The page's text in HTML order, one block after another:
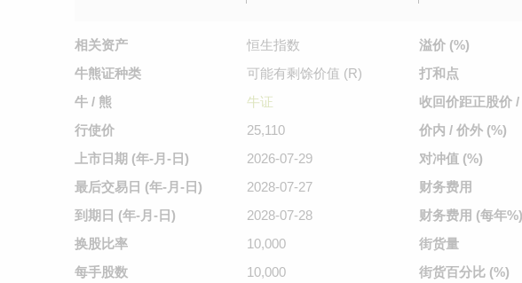
相关资产
恒生指数
牛熊证种类
可能有剩馀价值 (R)
牛 / 熊
牛证
行使价
25,110
上市日期 (年-月-日)
2026-07-29
最后交易日 (年-月-日)
2028-07-27
到期日 (年-月-日)
2028-07-28
换股比率
10,000
每手股数
10,000
溢价 (%)
打和点
收回价距正股价 /
价内 / 价外 (%)
对冲值 (%)
财务费用
财务费用 (每年%)
街货量
街货百分比 (%)